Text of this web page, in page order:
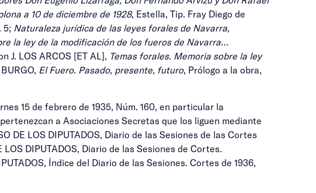
a 10 de diciembre de 1928, Estella, Tip. Fray Diego de
5; Naturaleza jurídica de las leyes forales de Navarra,
la ley de la modificación de los fueros de Navarra…
J. LOS ARCOS [ET AL], Temas forales. Memoria sobre la ley
El Fuero. Pasado, presente, futuro, Prólogo a la obra,
15 de febrero de 1935, Núm. 160, en particular la
a Asociaciones Secretas que los liguen mediante
DE LOS DIPUTADOS, Diario de las Sesiones de las Cortes
DIPUTADOS, Diario de las Sesiones de Cortes.
Índice del Diario de las Sesiones. Cortes de 1936,